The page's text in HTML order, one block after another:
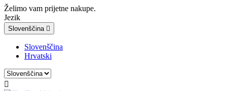
Želimo vam prijetne nakupe.
Jezik
Slovenščina 
Slovenščina
Hrvatski
